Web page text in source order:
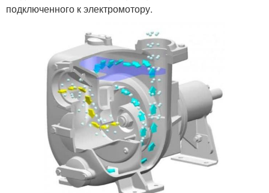
подключенного к электромотору.